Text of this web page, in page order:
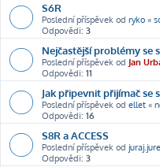
S6R
Poslední příspěvek od ryko «
Odpovědi: 3
Nejčastější problémy se
Poslední příspěvek od Jan
Odpovědi: 11
Jak připevnit přijímač se
Poslední příspěvek od ellet «
Odpovědi: 16
S8R a ACCESS
Poslední příspěvek od
Odpovědi: 3